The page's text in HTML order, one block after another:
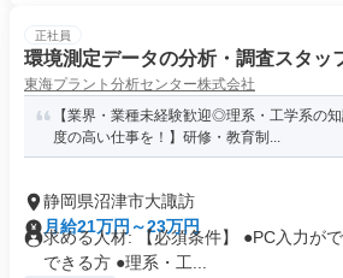
正社員
環境測定データの分析・調査スタッ
東海プラント分析センター株式会社
【業界・業種未経験歓迎◎理系・工学系の
度の高い仕事を！】研修・教育制...
静岡県沼津市大諏訪
月給21万円～23万円
求める人材: 【必須条件】 ●PC入力が
できる方 ●理系・工...